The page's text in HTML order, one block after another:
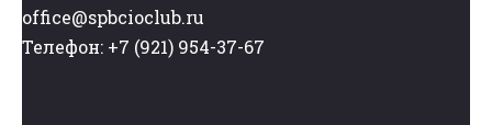
office@spbcioclub.ru
Телефон: +7 (921) 954-37-67